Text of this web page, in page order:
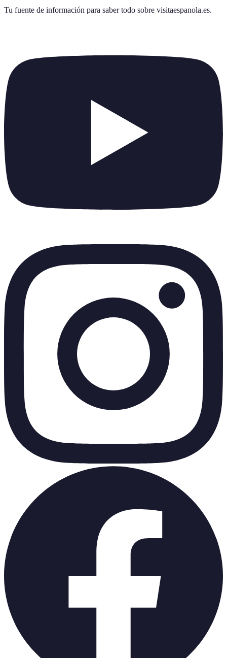
Tu fuente de información para saber todo sobre visitaespanola.es.